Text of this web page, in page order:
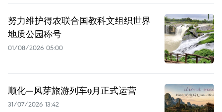
努力维护得农联合国教科文组织世界
地质公园称号
01/08/2026 05:00
顺化—风芽旅游列车9月正式运营
31/07/2026 13:42